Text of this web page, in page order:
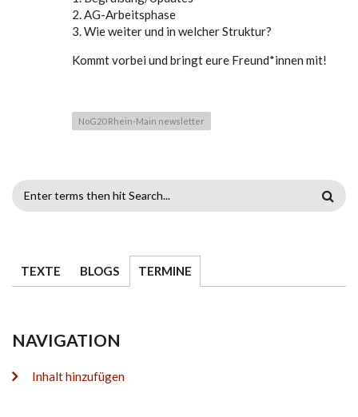
2. AG-Arbeitsphase
3. Wie weiter und in welcher Struktur?
Kommt vorbei und bringt eure Freund*innen mit!
NoG20 Rhein-Main newsletter
SUCHFORMULAR
TEXTE BLOGS TERMINE
NAVIGATION
Inhalt hinzufügen